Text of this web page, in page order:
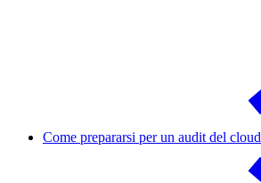
Come prepararsi per un audit del cloud